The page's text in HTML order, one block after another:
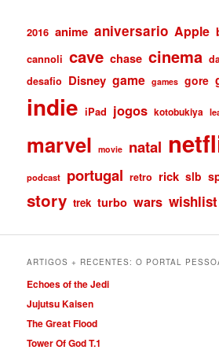
2016 anime aniversario Apple
cannoli cave chase cinema
desafio Disney game games gore
indie iPad jogos kotobukiya
marvel movie natal
podcast portugal retro rick slb
story trek turbo wars wishlist
ARTIGOS + RECENTES: O PORTAL
Echoes of the Jedi
Jujutsu Kaisen
The Great Flood
Tower Of God T.1